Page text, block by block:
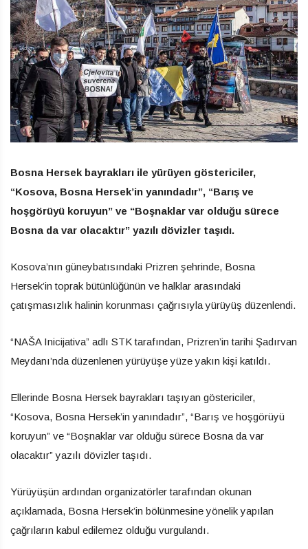
Bosna Hersek bayrakları ile yürüyen göstericiler,
“Kosova, Bosna Hersek’in yanındadır”, “Barış ve
hoşgörüyü koruyun” ve “Boşnaklar var olduğu sürece
Bosna da var olacaktır” yazılı dövizler taşıdı.
Kosova’nın güneybatısındaki Prizren şehrinde, Bosna
Hersek’in toprak bütünlüğünün ve halklar arasındaki
çatışmasızlık halinin korunması çağrısıyla yürüyüş düzenlendi.
“NAŠA Inicijativa” adlı STK tarafından, Prizren’in tarihi Şadırvan
Meydanı’nda düzenlenen yürüyüşe yüze yakın kişi katıldı.
Ellerinde Bosna Hersek bayrakları taşıyan göstericiler,
“Kosova, Bosna Hersek’in yanındadır”, “Barış ve hoşgörüyü
koruyun” ve “Boşnaklar var olduğu sürece Bosna da var
olacaktır” yazılı dövizler taşıdı.
Yürüyüşün ardından organizatörler tarafından okunan
açıklamada, Bosna Hersek’in bölünmesine yönelik yapılan
çağrıların kabul edilemez olduğu vurgulandı.